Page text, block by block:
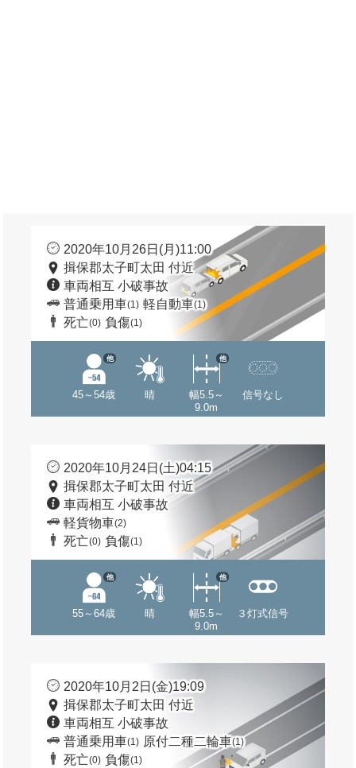
2020年10月26日(月)11:00
揖保郡太子町太田 付近
車両相互 小破事故
普通乗用車(1) 軽自動車(1)
死亡(0) 負傷(1)
45～54歳
他
晴
幅5.5～
9.0m
他
信号なし
2020年10月24日(土)04:15
揖保郡太子町太田 付近
車両相互 小破事故
軽貨物車(2)
死亡(0) 負傷(1)
55～64歳
他
晴
幅5.5～
9.0m
他
３灯式信号
2020年10月2日(金)19:09
揖保郡太子町太田 付近
車両相互 小破事故
普通乗用車(1) 原付二種二輪車(1)
死亡(0) 負傷(1)